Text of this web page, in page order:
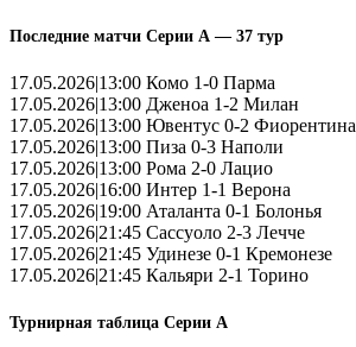
Последние матчи Серии А — 37 тур
17.05.2026|13:00 Комо 1-0 Парма
17.05.2026|13:00 Дженоа 1-2 Милан
17.05.2026|13:00 Ювентус 0-2 Фиорентина
17.05.2026|13:00 Пиза 0-3 Наполи
17.05.2026|13:00 Рома 2-0 Лацио
17.05.2026|16:00 Интер 1-1 Верона
17.05.2026|19:00 Аталанта 0-1 Болонья
17.05.2026|21:45 Сассуоло 2-3 Лечче
17.05.2026|21:45 Удинезе 0-1 Кремонезе
17.05.2026|21:45 Кальяри 2-1 Торино
Турнирная таблица Серии А